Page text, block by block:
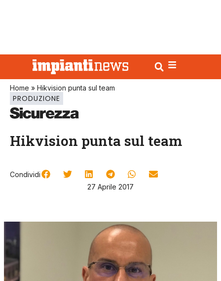
Home » Hikvision punta sul team
PRODUZIONE
Hikvision punta sul team
Condividi
27 Aprile 2017